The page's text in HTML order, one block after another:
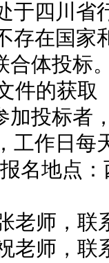
于四川省
存在国家
合体投标
件的获取
加投标者
工作日每
报名地点
老师，联
老师，联